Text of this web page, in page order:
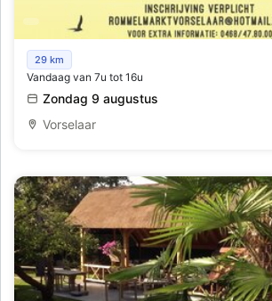
Rommelmarkt Vorselaar
29 km
Vandaag van 7u tot 16u
Zondag 9 augustus
Vorselaar